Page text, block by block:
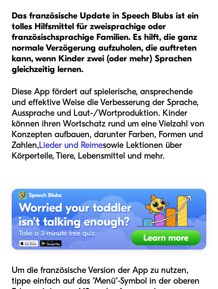
Das französische Update in Speech Blubs ist ein
tolles Hilfsmittel für zweisprachige oder
französischsprachige Familien. Es hilft, die ganz
normale Verzögerung aufzuholen, die auftreten
kann, wenn Kinder zwei (oder mehr) Sprachen
gleichzeitig lernen.
Diese App fördert auf spielerische, ansprechende
und effektive Weise die Verbesserung der Sprache,
Aussprache und Laut-/Wortproduktion. Kinder
können ihren Wortschatz rund um eine Vielzahl von
Konzepten aufbauen, darunter Farben, Formen und
Zahlen,Lieder und Reimesowie Lektionen über
Körperteile, Tiere, Lebensmittel und mehr.
Um die französische Version der App zu nutzen,
tippe einfach auf das "Menü"-Symbol in der oberen